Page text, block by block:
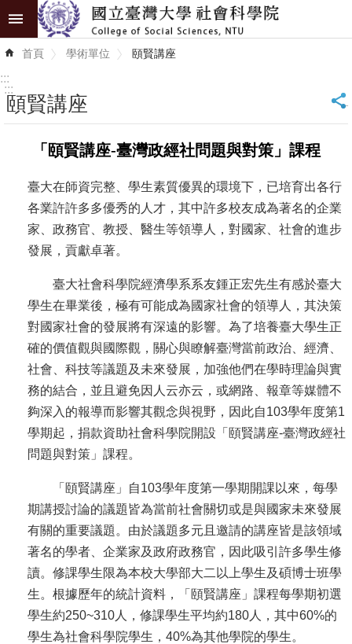
跳到主要內容區塊
進
階
首頁 學術單位 頤賢講座
:::
:::
頤賢講座 _
「頤賢講座-臺灣政經社問題與對策」課程
臺大在師資完整、學生素質優異的環境下，已培育出各行
各業許許多多優秀的人才，其中許多校友成為著名的企業
家、政務官、教授、醫生等領導人，對國家、社會的進步
發展，貢獻卓著。
臺大社會科學院經濟學系系友鍾正宏先生有感於臺大
學生在畢業後，極有可能成為國家社會的領導人，其決策
對國家社會的發展將有深遠的影響。為了培養臺大學生正
確的價值觀與國際觀，關心與瞭解臺灣當前政治、經濟、
社會、科技等議題及未來發展，加強他們在學時理論與實
務的結合，並且避免因人云亦云，或網路、報章等媒體不
夠深入的報導而影響其觀念與視野，因此自103學年度第1
學期起，捐款資助社會科學院開設「頤賢講座-臺灣政經社
問題與對策」課程。
「頤賢講座」自103學年度第一學期開課以來，每學
期講授討論的議題皆為當前社會關切或是與國家未來發展
有關的重要議題。由於議題多元且邀請的講座皆是該領域
著名的學者、企業家及政府政務官，因此吸引許多學生修
讀。修課學生限為本校大學部大二以上學生及碩博士班學
生。根據歷年的統計資料，「頤賢講座」課程每學期初選
學生約250~310人，修課學生平均約180人，其中60%的
學生為社會科學院學生，40%為其他學院的學生。